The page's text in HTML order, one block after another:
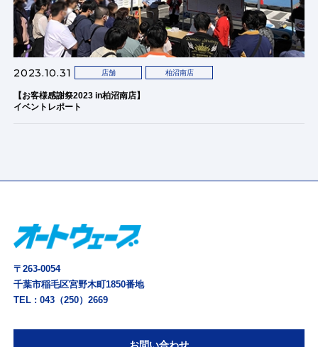
2023.10.31 店舗 柏沼南店
【お客様感謝祭2023 in柏沼南店】
イベントレポート
〒263-0054
千葉市稲毛区宮野木町1850番地
TEL :043（250）2669